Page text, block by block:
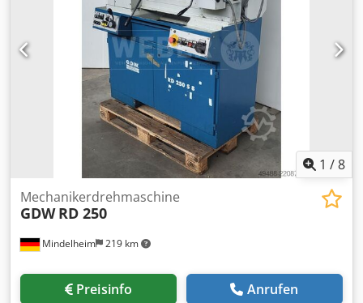
1 /8
Mindelheim 219 km
Mechanikerdrehmaschine
GDW RD 250
Preisinfo Anrufen